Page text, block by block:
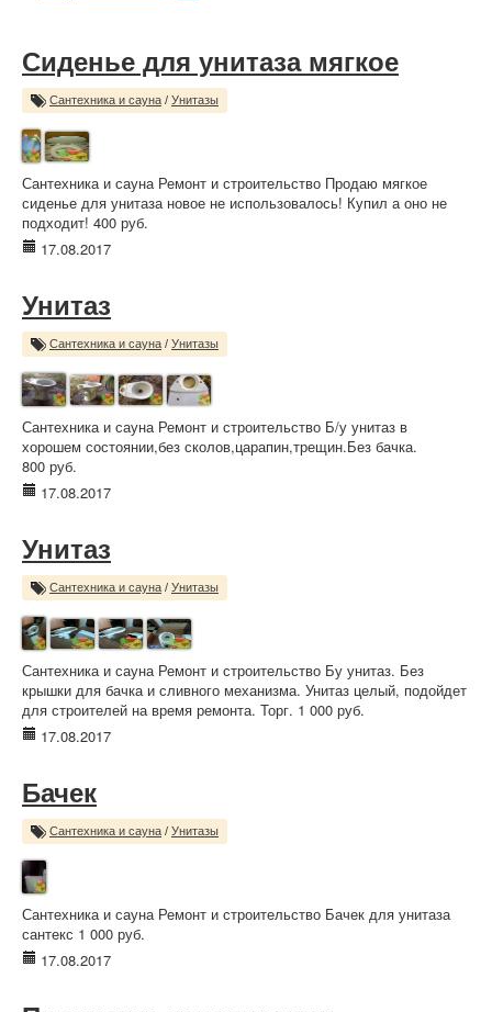
Сиденье для унитаза мягкое
Сантехника и сауна / Унитазы
Сантехника и сауна Ремонт и строительство Продаю мягкое
сиденье для унитаза новое не использовалось! Купил а оно не
подходит! 400 руб.
17.08.2017
Унитаз
Сантехника и сауна / Унитазы
Сантехника и сауна Ремонт и строительство Б/у унитаз в
хорошем состоянии,без сколов,царапин,трещин.Без бачка.
800 руб.
17.08.2017
Унитаз
Сантехника и сауна / Унитазы
Сантехника и сауна Ремонт и строительство Бу унитаз. Без
крышки для бачка и сливного механизма. Унитаз целый, подойдет
для строителей на время ремонта. Торг. 1 000 руб.
17.08.2017
Бачек
Сантехника и сауна / Унитазы
Сантехника и сауна Ремонт и строительство Бачек для унитаза
сантекс 1 000 руб.
17.08.2017